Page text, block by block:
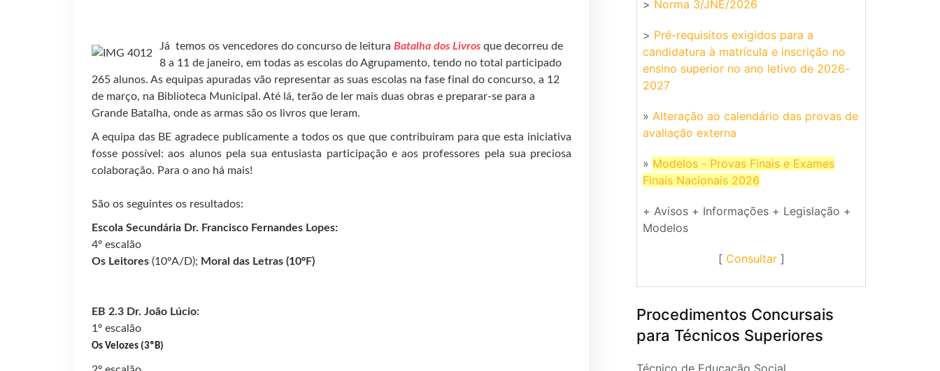
Já temos os vencedores do concurso de leitura Batalha dos Livros que decorreu de
8 a 11 de janeiro, em todas as escolas do Agrupamento, tendo no total participado
265 alunos. As equipas apuradas vão representar as suas escolas na fase final do concurso, a 12
de março, na Biblioteca Municipal. Até lá, terão de ler mais duas obras e preparar-se para a
Grande Batalha, onde as armas são os livros que leram.
A equipa das BE agradece publicamente a todos os que que contribuiram para que esta iniciativa
fosse possível: aos alunos pela sua entusiasta participação e aos professores pela sua preciosa
colaboração. Para o ano há mais!
São os seguintes os resultados:
Escola Secundária Dr. Francisco Fernandes Lopes:
4º escalão
Os Leitores (10ºA/D); Moral das Letras (10ºF)
EB 2.3 Dr. João Lúcio:
1º escalão
Os Velozes (3ºB)
> Norma 3/JNE/2026
> Pré-requisitos exigidos para a
candidatura à matrícula e inscrição no
ensino superior no ano letivo de 2026-
2027
» Alteração ao calendário das provas de
avaliação externa
» Modelos - Provas Finais e Exames
Finais Nacionais 2026
+ Avisos + Informações + Legislação +
Modelos
[ Consultar]
Procedimentos Concursais
para Técnicos Superiores
Técnico de Educação Social